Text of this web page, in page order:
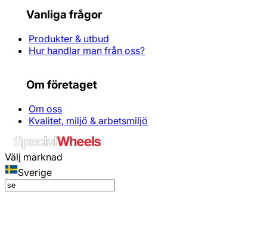
Vanliga frågor
Produkter & utbud
Hur handlar man från oss?
Om företaget
Om oss
Kvalitet, miljö & arbetsmiljö
Välj marknad
Sverige